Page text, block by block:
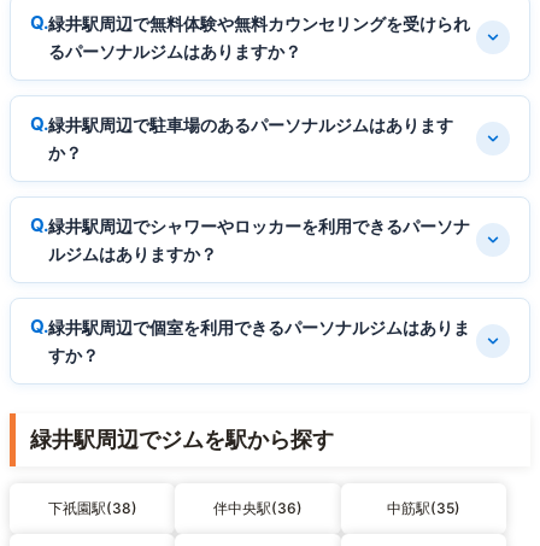
緑井駅周辺で無料体験や無料カウンセリングを受けられ
るパーソナルジムはありますか？
緑井駅周辺で駐車場のあるパーソナルジムはあります
か？
緑井駅周辺でシャワーやロッカーを利用できるパーソナ
ルジムはありますか？
緑井駅周辺で個室を利用できるパーソナルジムはありま
すか？
緑井駅周辺でジムを駅から探す
下祇園駅(38) 伴中央駅(36) 中筋駅(35)